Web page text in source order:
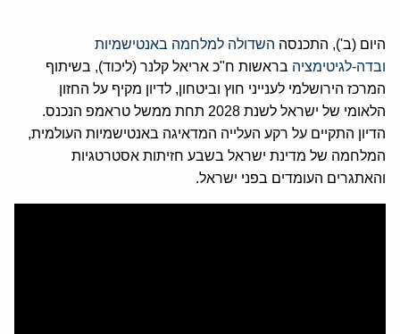
היום (ב'), התכנסה השדולה למלחמה באנטישמיות
ובדה-לגיטימציה בראשות ח"כ אריאל קלנר (ליכוד), בשיתוף
המרכז הירושלמי לענייני חוץ וביטחון, לדיון מקיף על החזון
הלאומי של ישראל לשנת 2028 תחת ממשל טראמפ הנכנס.
הדיון התקיים על רקע העלייה המדאיגה באנטישמיות העולמית,
המלחמה של מדינת ישראל בשבע חזיתות אסטרטגיות
והאתגרים העומדים בפני ישראל.